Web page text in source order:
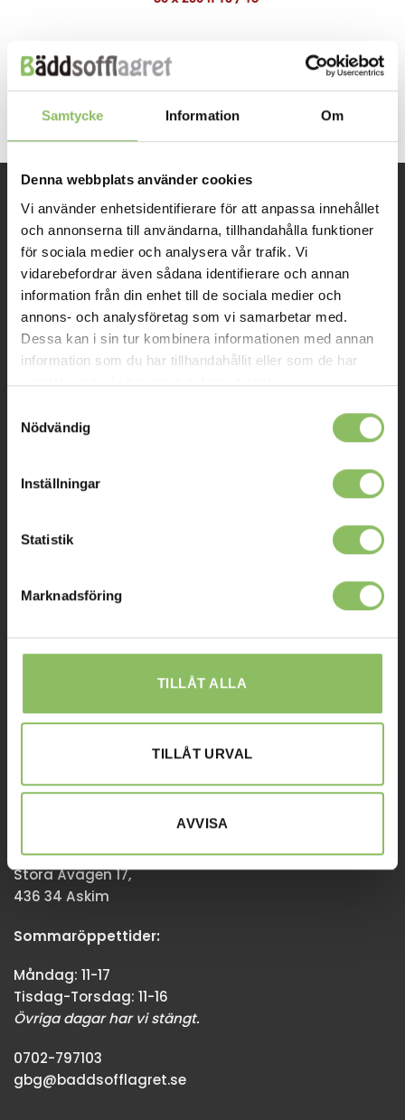
Samtycke Information Om
Denna webbplats använder cookies
Vi använder enhetsidentifierare för att anpassa innehållet
och annonserna till användarna, tillhandahålla funktioner
för sociala medier och analysera vår trafik. Vi
vidarebefordrar även sådana identifierare och annan
information från din enhet till de sociala medier och
annons- och analysföretag som vi samarbetar med.
Dessa kan i sin tur kombinera informationen med annan
information som du har tillhandahållit eller som de har
samlat in när du har använt deras tjänster.
Nödvändig
Inställningar
Statistik
Marknadsföring
TILLÅT ALLA
TILLÅT URVAL
AVVISA
Both comments and trackbacks are currently closed.
Next→
INFORMATION
Om oss
Kontakt
Mitt konto
Prisgaranti
Ulvsundavägen 174,
Tisdag-Torsdag: 11-18
Stora Åvägen 17,
436 34 Askim
Sommaröppettider:
Måndag: 11-17
Tisdag-Torsdag: 11-16
Övriga dagar har vi stängt.
0702-797103
gbg@baddsofflagret.se